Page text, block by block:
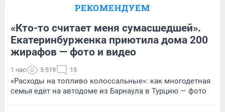
РЕКОМЕНДУЕМ
«Кто-то считает меня сумасшедшей».
Екатеринбурженка приютила дома 200
жирафов — фото и видео
1 час 5 519 15
«Расходы на топливо колоссальные»: как многодетная
семья едет на автодоме из Барнаула в Турцию — фото